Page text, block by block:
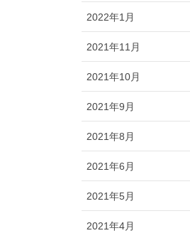
2022年1月
2021年11月
2021年10月
2021年9月
2021年8月
2021年6月
2021年5月
2021年4月